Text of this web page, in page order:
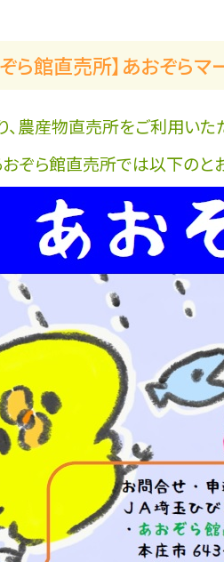
ら館直売所】あおぞらマ
、農産物直売所をご利用いた
おぞら館直売所では以下のと